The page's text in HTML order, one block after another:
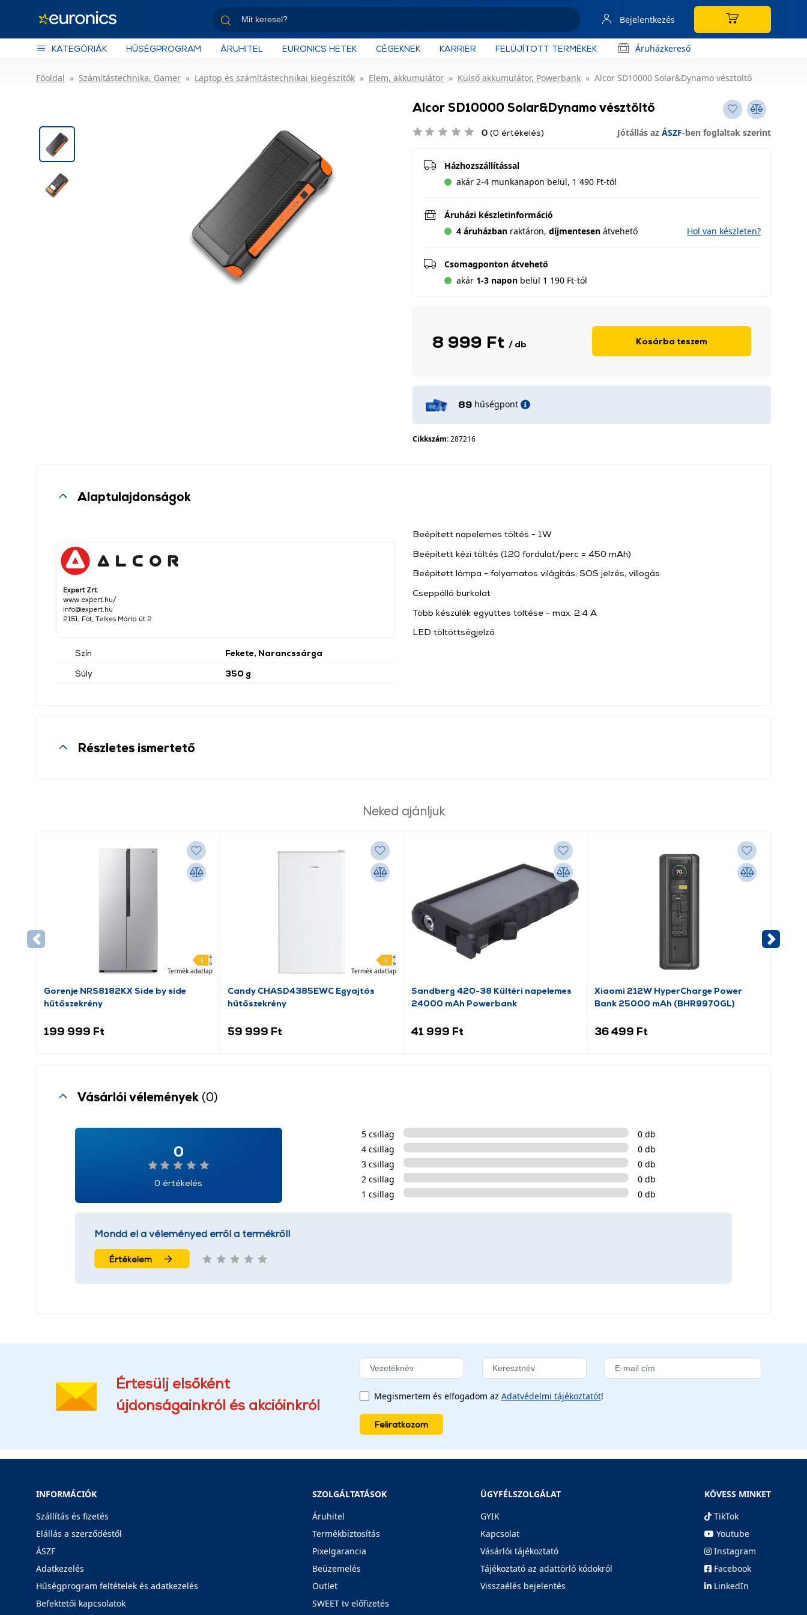
Bejelentkezés
KATEGÓRIÁK HŰSÉGPROGRAM ÁRUHITEL EURONICS HETEK CÉGEKNEK KARRIER FELÚJÍTOTT TERMÉKEK Áruházkereső
Főoldal Számítástechnika, Gamer Laptop és számítástechnikai kiegészítők Elem, akkumulátor Külső akkumulátor, Powerbank Alcor SD10000 Solar&Dynamo vésztöltő
Alcor SD10000 Solar&Dynamo vésztöltő
0 (0 értékelés) Jótállás az ÁSZF-ben foglaltak szerint
Házhozszállítással
akár 2-4 munkanapon belül, 1 490 Ft-tól
Áruházi készletinformáció
4 áruházban raktáron, díjmentesen átvehető Hol van készleten?
Csomagponton átvehető
akár 1-3 napon belül 1 190 Ft-tól
8 999 Ft / db Kosárba teszem
89 hűségpont
Cikkszám:287216
Alaptulajdonságok
Expert Zrt.
www.expert.hu/
info@expert.hu
2151, Fót, Telkes Mária út 2
Szín
Fekete, Narancssárga
Súly
350 g
Beépített napelemes töltés - 1W
Beépített kézi töltés (120 fordulat/perc = 450 mAh)
Beépített lámpa - folyamatos világítás, SOS jelzés, villogás
Cseppálló burkolat
Több készülék együttes töltése - max. 2,4 A
LED töltöttségjelző
Részletes ismertető
Neked ajánljuk
Termék adatlap
Gorenje NRS8182KX Side by side
hűtőszekrény
199 999 Ft
Termék adatlap
Candy CHASD4385EWC Egyajtós
hűtőszekrény
59 999 Ft
Sandberg 420-38 Kültéri napelemes
24000 mAh Powerbank
41 999 Ft
Xiaomi 212W HyperCharge Power
Bank 25000 mAh (BHR9970GL)
36 499 Ft
Vásárlói vélemények (0)
0
0 értékelés
5 csillag
0 db
4 csillag
0 db
3 csillag
0 db
2 csillag
0 db
1 csillag
0 db
Mondd el a véleményed erről a termékről!
Értékelem
Értesülj elsőként
újdonságainkról és akcióinkról
Megismertem és elfogadom az Adatvédelmi tájékoztatót!
Feliratkozom
INFORMÁCIÓK
Szállítás és fizetés
Elállás a szerződéstől
ÁSZF
Adatkezelés
Hűségprogram feltételek és adatkezelés
Befektetői kapcsolatok
SZOLGÁLTATÁSOK
Áruhitel
Termékbiztosítás
Pixelgarancia
Beüzemelés
Outlet
SWEET tv előfizetés
ÜGYFÉLSZOLGÁLAT
GYIK
Kapcsolat
Vásárlói tájékoztató
Tájékoztató az adattörlő kódokról
Visszaélés bejelentés
KÖVESS MINKET
TikTok
Youtube
Instagram
Facebook
LinkedIn